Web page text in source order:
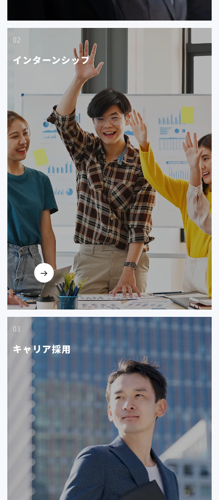
02
インターンシップ
03
キャリア採用